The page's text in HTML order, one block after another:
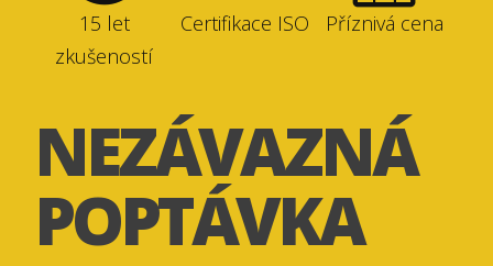
15 let
zkušeností
Certifikace ISO Příznivá cena
NEZÁVAZNÁ
POPTÁVKA